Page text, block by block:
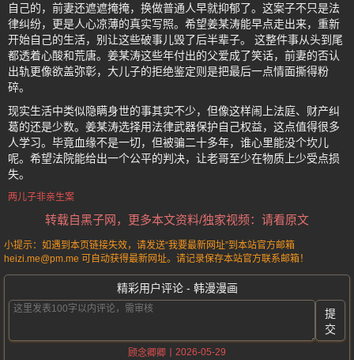
自己的，前妻还遮遮掩掩，换做普通人早就抑郁了。这案子不只是法
律纠纷，更是人心凉薄的真实写照。希望姜某涛能早点走出来，重新
开始自己的生活，别让这些破事儿毁了后半辈子。 这整件事从头到尾
都透着心酸和荒唐。姜某涛这些年付出的父爱成了笑话，前妻的否认
出轨更像欲盖弥彰，大儿子的拒绝鉴定则是把最后一点情面撕得粉
碎。
现实生活中类似隐瞒身世的事其实不少，但像这样闹上法庭、财产纠
葛的还是少数。姜某涛选择用法律武器保护自己权益，这点值得很多
人学习。毕竟血缘不是一切，但被骗二十多年，谁心里能没个坎儿
呢。希望法院能给出一个公平的判决，让老哥至少在物质上少受点损
失。
两儿子非亲生案
转载自黑子网，更多本文资料/独家视频：请看原文
小提示：如遇到本页链接失效，请发送“我要最新网址”到本站官方邮箱
heizi.me@pm.me 可自动获得最新网址。请记录保存本站官方联系邮箱！
精彩用户评论 - 韩漫漫画
提
交
顾念卿卿
2026-05-29